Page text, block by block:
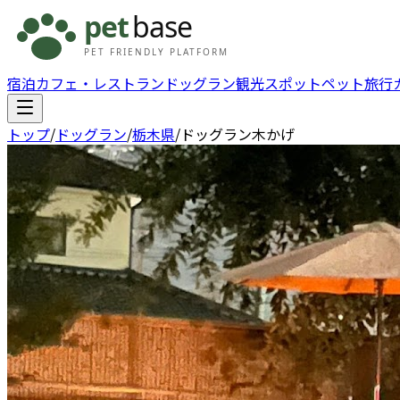
宿泊カフェ・レストラン ドッグラン観光スポットペット旅行
トップ/ドッグラン/栃木県/ドッグラン木かげ